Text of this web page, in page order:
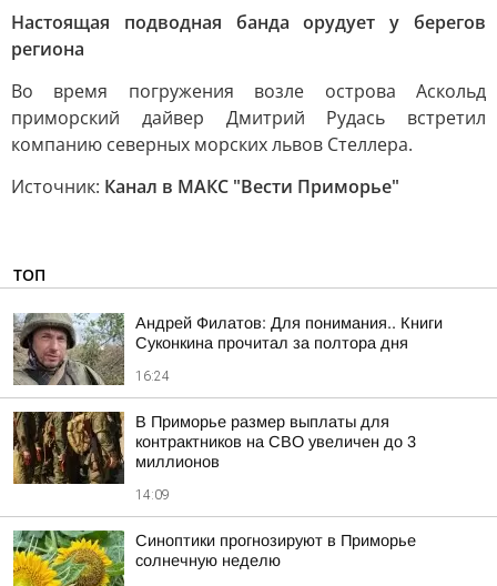
Настоящая подводная банда орудует у берегов
региона
Во время погружения возле острова Аскольд
приморский дайвер Дмитрий Рудась встретил
компанию северных морских львов Стеллера.
Источник: Канал в МАКС "Вести Приморье"
ТОП
Андрей Филатов: Для понимания.. Книги
Суконкина прочитал за полтора дня
16:24
В Приморье размер выплаты для
контрактников на СВО увеличен до 3
миллионов
14:09
Синоптики прогнозируют в Приморье
солнечную неделю